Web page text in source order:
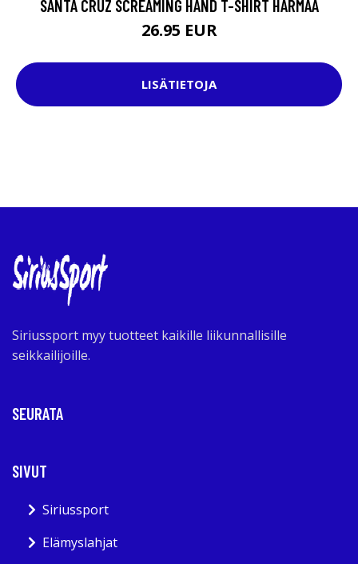
SANTA CRUZ SCREAMING HAND T-SHIRT HARMAA
26.95 EUR
LISÄTIETOJA
Siriussport myy tuotteet kaikille liikunnallisille
seikkailijoille.
SEURATA
SIVUT
Siriussport
Elämyslahjat